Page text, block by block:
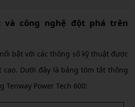
và công nghệ đột phá trên
bật với các thông số kỹ thuật được
Dưới đây là bảng tóm tắt thông
Tenway Power Tech 600: